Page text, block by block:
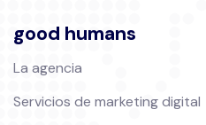
good humans
La agencia
Servicios de marketing digital